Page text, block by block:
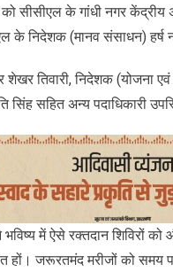
सीसीएल के गांधी नगर
के निदेशक (मानव संसाधन) हर्ष
तिवारी, निदेशक (योजना एवं
सिंह सहित अन्य पदाधिकारी
भविष्य में ऐसे रक्तदान शिविरों
हों। जरूरतमंद मरीजों को समय